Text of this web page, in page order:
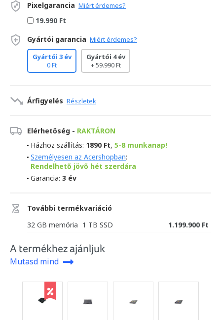
Pixelgarancia Miért érdemes?
19.990 Ft
Gyártói garancia Miért érdemes?
Gyártói 3 év
0 Ft
Gyártói 4 év
+ 59.990 Ft
Árfigyelés Részletek
Elérhetőség - RAKTÁRON
Házhoz szállítás: 1890 Ft, 5-8 munkanap!
Személyesen az Acershopban:
Rendelhető jövő hét szerdára
Garancia: 3 év
További termékvariáció
32 GB memória 1 TB SSD 1.199.900 Ft
A termékhez ajánljuk
Mutasd mind